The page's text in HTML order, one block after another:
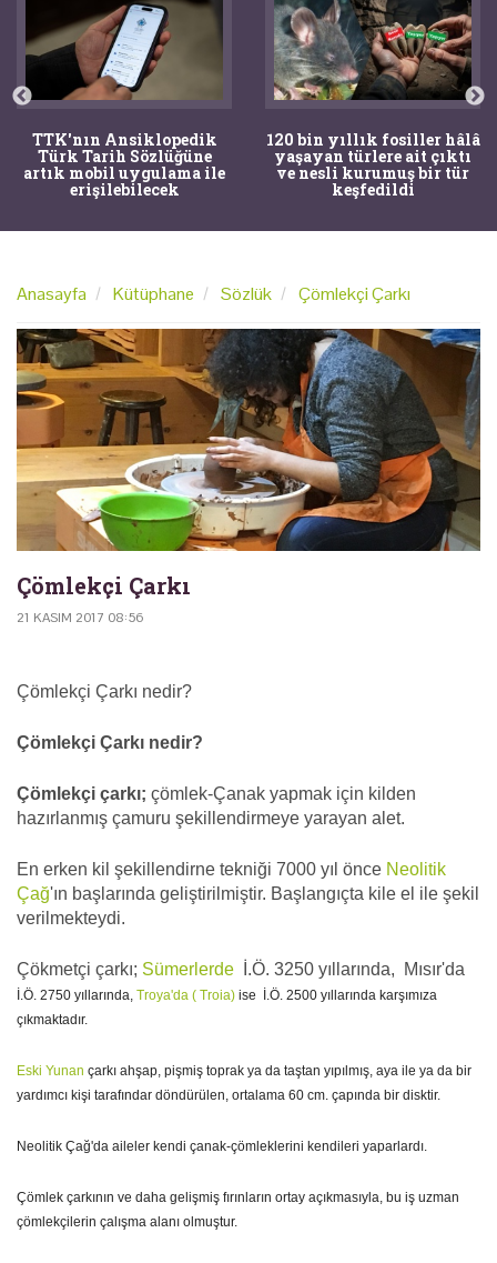
TTK'nın Ansiklopedik
Türk Tarih Sözlüğüne
artık mobil uygulama ile
erişilebilecek
120 bin yıllık fosiller hâlâ
yaşayan türlere ait çıktı
ve nesli kurumuş bir tür
keşfedildi
Anasayfa Kütüphane Sözlük Çömlekçi Çarkı
Çömlekçi Çarkı
21 KASIM 2017 08:56
Çömlekçi Çarkı nedir?
Çömlekçi Çarkı nedir?
Çömlekçi çarkı; çömlek-Çanak yapmak için kilden
hazırlanmış çamuru şekillendirmeye yarayan alet.
En erken kil şekillendirne tekniği 7000 yıl önce Neolitik
Çağ'ın başlarında geliştirilmiştir. Başlangıçta kile el ile şekil
verilmekteydi.
Çökmetçi çarkı; Sümerlerde İ.Ö. 3250 yıllarında, Mısır'da
İ.Ö. 2750 yıllarında, Troya'da ( Troia) ise
İ.Ö. 2500 yıllarında karşımıza
çıkmaktadır.
Eski Yunan çarkı ahşap, pişmiş toprak ya da taştan yıpılmış, aya ile ya da bir
yardımcı kişi tarafındar döndürülen, ortalama 60 cm. çapında bir disktir.
Neolitik Çağ'da aileler kendi çanak-çömleklerini kendileri yaparlardı.
Çömlek çarkının ve daha gelişmiş fırınların ortay açıkmasıyla, bu iş uzman
çömlekçilerin çalışma alanı olmuştur.